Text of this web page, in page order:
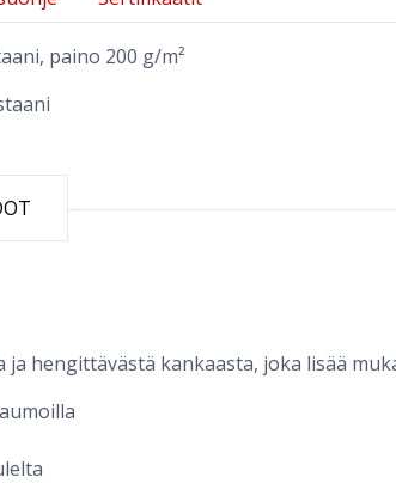
paino 200 g/m²
hengittävästä kankaasta, joka lisää